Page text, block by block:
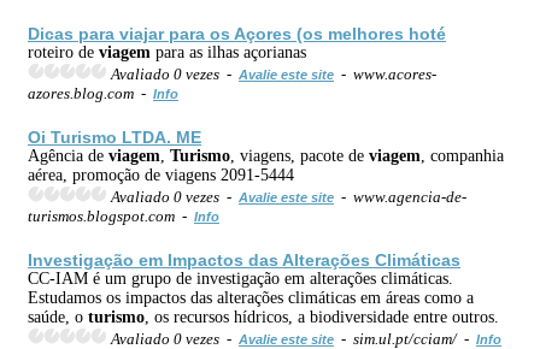
Dicas para viajar para os Açores (os melhores hoté
roteiro de viagem para as ilhas açorianas
Avaliado 0 vezes - Avalie este site - www.acores-
azores.blog.com - Info
Oi Turismo LTDA. ME
Agência de viagem Turismo , viagens, pacote de viagem , companhia
aérea, promoção de viagens 2091-5444
Avaliado 0 vezes - Avalie este site - www.agencia-de-
turismos.blogspot.com - Info
Investigação em Impactos das Alterações Climáticas
CC-IAM é um grupo de investigação em alterações climáticas.
Estudamos os impactos das alterações climáticas em áreas como a
saúde, o turismo , os recursos hídricos, a biodiversidade entre outros.
Avaliado 0 vezes - Avalie este site - sim.ul.pt/cciam/ - Info